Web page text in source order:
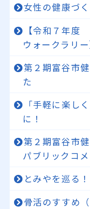
女性の健康づ
【令和７年度
ウォークラリ
第２期富谷市
た
「手軽に楽し
に！
第２期富谷市
パブリックコ
とみやを巡る
骨活のすすめ